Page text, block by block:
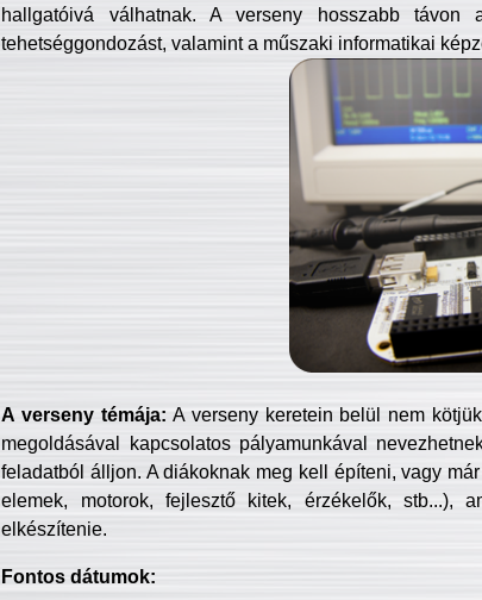
hallgatóivá válhatnak. A verseny hosszabb
tehetséggondozást, valamint a műszaki informatikai
A verseny témája: A verseny keretein belül nem
megoldásával kapcsolatos pályamunkával
feladatból álljon. A diákoknak meg kell építeni, vagy
elemek, motorok, fejlesztő kitek, érzékelők, stb...),
elkészítenie.
Fontos dátumok: